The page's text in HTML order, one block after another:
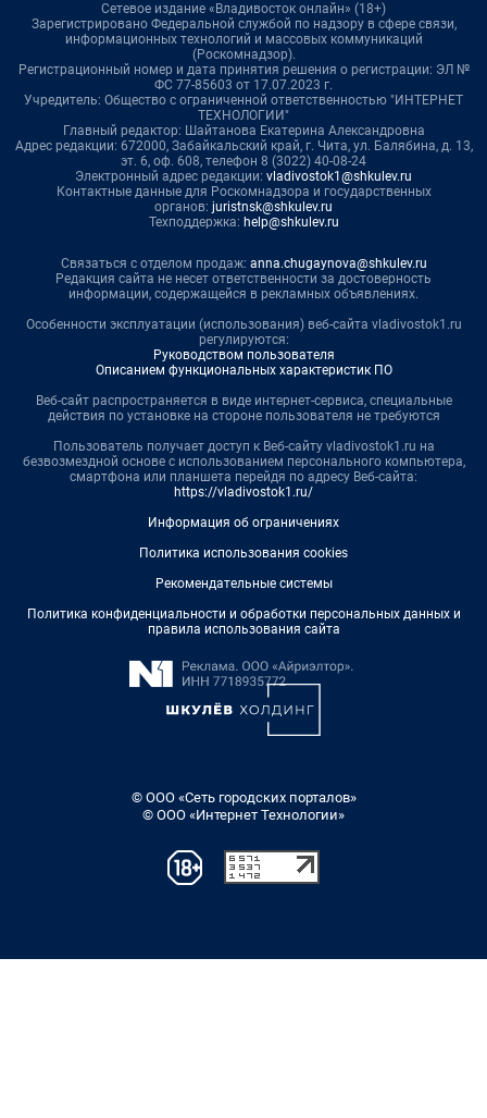
Сетевое издание «Владивосток онлайн» (18+)
Зарегистрировано Федеральной службой по надзору в сфере связи,
информационных технологий и массовых коммуникаций
(Роскомнадзор).
Регистрационный номер и дата принятия решения о регистрации: ЭЛ №
ФС 77-85603 от 17.07.2023 г.
Учредитель: Общество с ограниченной ответственностью "ИНТЕРНЕТ
ТЕХНОЛОГИИ"
Главный редактор: Шайтанова Екатерина Александровна
Адрес редакции: 672000, Забайкальский край, г. Чита, ул. Балябина, д. 13,
эт. 6, оф. 608, телефон 8 (3022) 40-08-24
Электронный адрес редакции: vladivostok1@shkulev.ru
Контактные данные для Роскомнадзора и государственных
органов: juristnsk@shkulev.ru
Техподдержка: help@shkulev.ru
Связаться с отделом продаж: anna.chugaynova@shkulev.ru
Редакция сайта не несет ответственности за достоверность
информации, содержащейся в рекламных объявлениях.
Особенности эксплуатации (использования) веб-сайта vladivostok1.ru
регулируются:
Руководством пользователя
Описанием функциональных характеристик ПО
Веб-сайт распространяется в виде интернет-сервиса, специальные
действия по установке на стороне пользователя не требуются
Пользователь получает доступ к Веб-сайту vladivostok1.ru на
безвозмездной основе с использованием персонального компьютера,
смартфона или планшета перейдя по адресу Веб-сайта:
https://vladivostok1.ru/
Информация об ограничениях
Политика использования cookies
Рекомендательные системы
Политика конфиденциальности и обработки персональных данных и
правила использования сайта
© ООО «Сеть городских порталов»
© ООО «Интернет Технологии»